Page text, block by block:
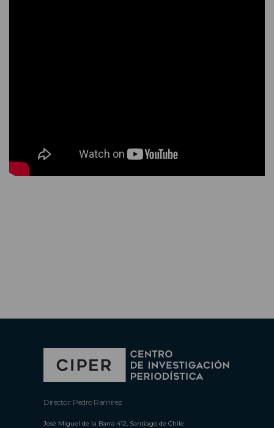
Director: Pedro Ramírez
José Miguel de la Barra 412, Santiago de Chile